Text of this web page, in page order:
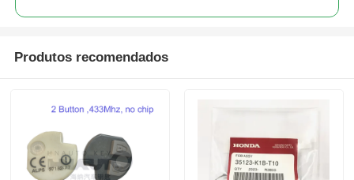
Produtos recomendados